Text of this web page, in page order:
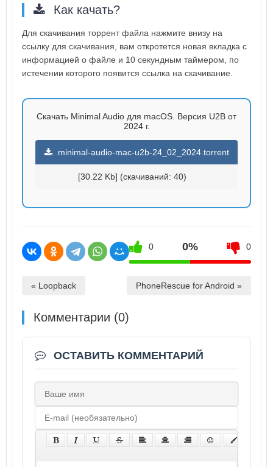
Как качать?
Для скачивания торрент файла нажмите внизу на
ссылку для скачивания, вам откротется новая вкладка с
информацией о файле и 10 секундным таймером, по
истечении которого появится ссылка на скачивание.
Скачать Minimal Audio для macOS. Версия U2B от
2024 г.
minimal-audio-mac-u2b-24_02_2024.torrent
[30.22 Kb] (cкачиваний: 40)
0 0% 0
« Loopback PhoneRescue for Android »
Комментарии (0)
ОСТАВИТЬ КОММЕНТАРИЙ